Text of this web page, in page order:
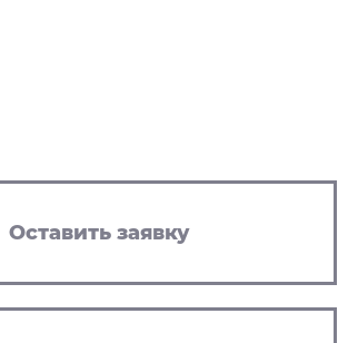
Оставить заявку